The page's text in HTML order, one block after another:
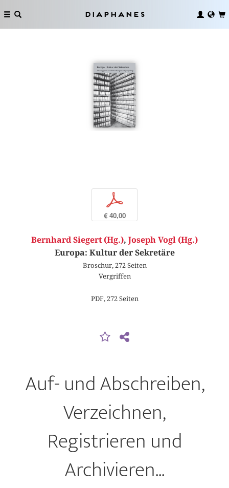
Diaphanes
p
€ 40,00
Bernhard Siegert (Hg.), Joseph Vogl (Hg.)
Europa: Kultur der Sekretäre
Broschur, 272 Seiten
Vergriffen
PDF, 272 Seiten
Auf- und Abschreiben,
Verzeichnen,
Registrieren und
Archivieren...